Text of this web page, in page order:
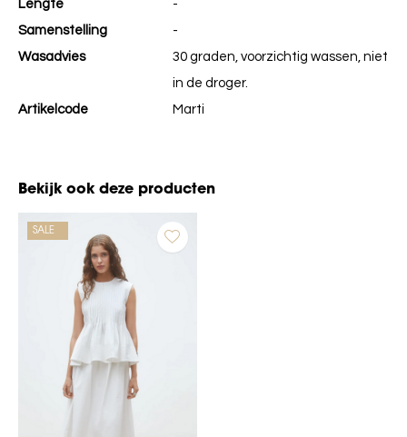
Lengte
-
Samenstelling
-
Wasadvies
30 graden, voorzichtig wassen, niet
in de droger.
Artikelcode
Marti
Bekijk ook deze producten
SALE